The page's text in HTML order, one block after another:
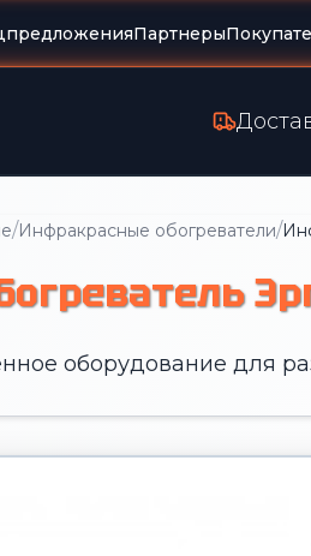
Партнеры
/Инфракрасные обогреватели/
оборудование для